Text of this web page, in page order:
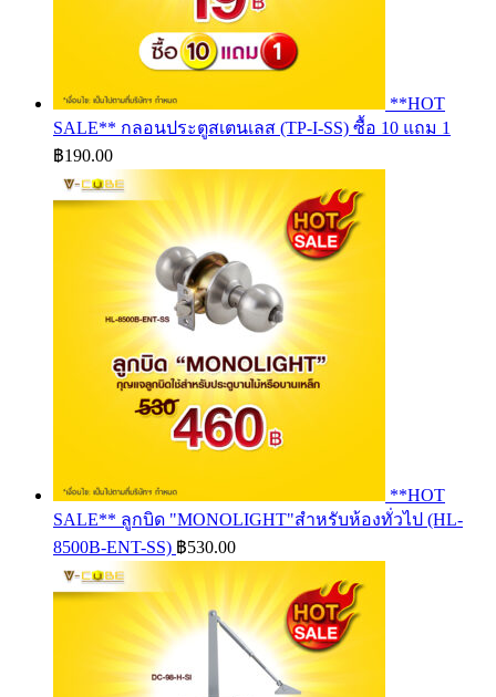
**HOT
SALE** กลอนประตูสเตนเลส (TP-I-SS) ซื้อ 10 แถม 1
฿190.00
**HOT
SALE** ลูกบิด "MONOLIGHT"สำหรับห้องทั่วไป (HL-
8500B-ENT-SS) ฿530.00